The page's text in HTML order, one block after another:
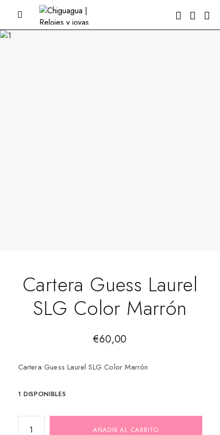
Cartera Guess Laurel
SLG Color Marrón
€60,00
Cartera Guess Laurel SLG Color Marrón
1 DISPONIBLES
AÑADIR AL CARRITO